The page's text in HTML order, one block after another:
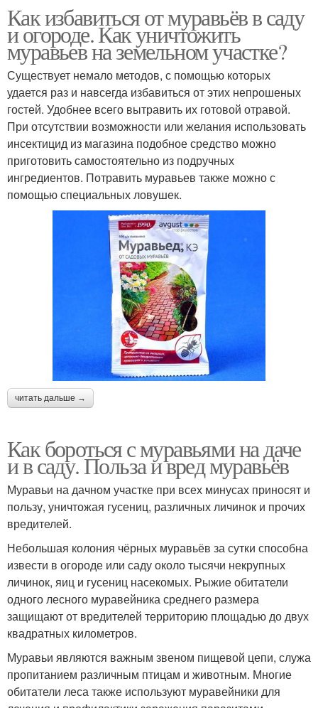
Как избавиться от муравьёв в саду
и огороде. Как уничтожить
муравьев на земельном участке?
Существует немало методов, с помощью которых
удается раз и навсегда избавиться от этих непрошеных
гостей. Удобнее всего вытравить их готовой отравой.
При отсутствии возможности или желания использовать
инсектицид из магазина подобное средство можно
приготовить самостоятельно из подручных
ингредиентов. Потравить муравьев также можно с
помощью специальных ловушек.
читать дальше →
Как бороться с муравьями на даче
и в саду. Польза и вред муравьёв
Муравьи на дачном участке при всех минусах приносят и
пользу, уничтожая гусениц, различных личинок и прочих
вредителей.
Небольшая колония чёрных муравьёв за сутки способна
извести в огороде или саду около тысячи некрупных
личинок, яиц и гусениц насекомых. Рыжие обитатели
одного лесного муравейника среднего размера
защищают от вредителей территорию площадью до двух
квадратных километров.
Муравьи являются важным звеном пищевой цепи, служа
пропитанием различным птицам и животным. Многие
обитатели леса также используют муравейники для